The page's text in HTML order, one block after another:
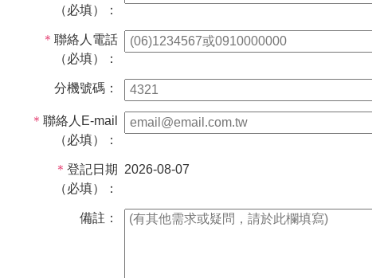
（必填）：
＊ 聯絡人電話
（必填）：
分機號碼：
＊ 聯絡人E-mail
（必填）：
＊ 登記日期
（必填）：
2026-08-07
備註：